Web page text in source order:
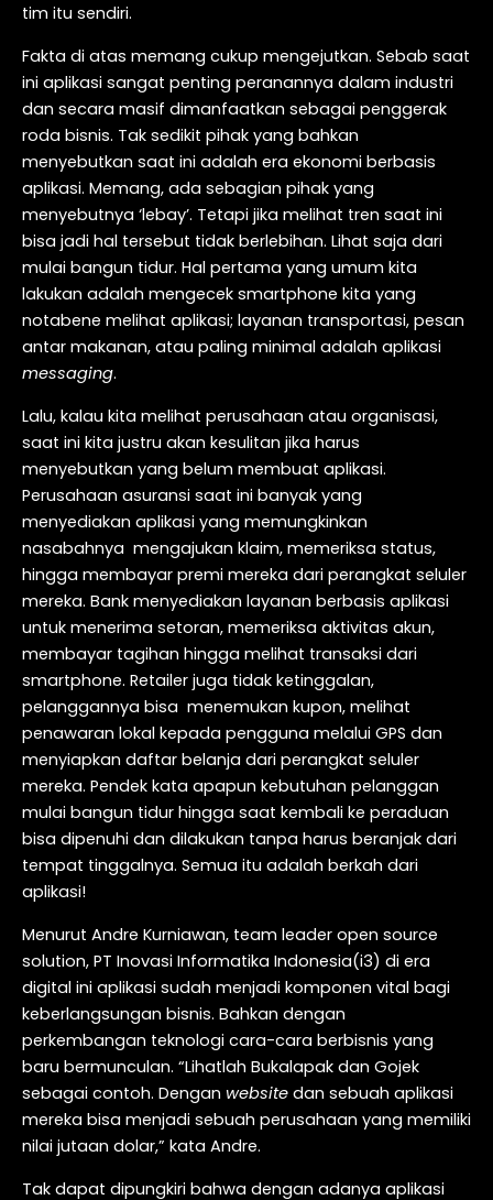
tim itu sendiri.
Fakta di atas memang cukup mengejutkan. Sebab saat
ini aplikasi sangat penting peranannya dalam industri
dan secara masif dimanfaatkan sebagai penggerak
roda bisnis. Tak sedikit pihak yang bahkan
menyebutkan saat ini adalah era ekonomi berbasis
aplikasi. Memang, ada sebagian pihak yang
menyebutnya ‘lebay’. Tetapi jika melihat tren saat ini
bisa jadi hal tersebut tidak berlebihan. Lihat saja dari
mulai bangun tidur. Hal pertama yang umum kita
lakukan adalah mengecek smartphone kita yang
notabene melihat aplikasi; layanan transportasi, pesan
antar makanan, atau paling minimal adalah aplikasi
messaging.
Lalu, kalau kita melihat perusahaan atau organisasi,
saat ini kita justru akan kesulitan jika harus
menyebutkan yang belum membuat aplikasi.
Perusahaan asuransi saat ini banyak yang
menyediakan aplikasi yang memungkinkan
nasabahnya mengajukan klaim, memeriksa status,
hingga membayar premi mereka dari perangkat seluler
mereka. Bank menyediakan layanan berbasis aplikasi
untuk menerima setoran, memeriksa aktivitas akun,
membayar tagihan hingga melihat transaksi dari
smartphone. Retailer juga tidak ketinggalan,
pelanggannya bisa menemukan kupon, melihat
penawaran lokal kepada pengguna melalui GPS dan
menyiapkan daftar belanja dari perangkat seluler
mereka. Pendek kata apapun kebutuhan pelanggan
mulai bangun tidur hingga saat kembali ke peraduan
bisa dipenuhi dan dilakukan tanpa harus beranjak dari
tempat tinggalnya. Semua itu adalah berkah dari
aplikasi!
Menurut Andre Kurniawan, team leader open source
solution, PT Inovasi Informatika Indonesia(i3) di era
digital ini aplikasi sudah menjadi komponen vital bagi
keberlangsungan bisnis. Bahkan dengan
perkembangan teknologi cara-cara berbisnis yang
baru bermunculan. “Lihatlah Bukalapak dan Gojek
sebagai contoh. Dengan website dan sebuah aplikasi
mereka bisa menjadi sebuah perusahaan yang memiliki
nilai jutaan dolar,” kata Andre.
Tak dapat dipungkiri bahwa dengan adanya aplikasi